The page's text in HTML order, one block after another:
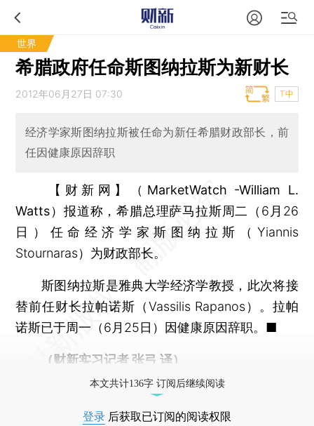
世界
希腊政府任命斯图纳拉斯为新财长
2012年06月27日 07:30 T中
经济学家斯图纳拉斯被任命为新任希腊财政部长，前
任因健康原因辞职
【财新网】（MarketWatch -William L.
Watts） 报道称，希腊总理萨马拉斯周二（6月26
日）任命经济学家斯图纳拉斯（Yiannis
Stournaras）为财政部长。
斯图纳拉斯是雅典大学经济学教授，此次将接
替前任财长拉帕诺斯（Vassilis Rapanos）。拉帕
诺斯已于周一（6月25日）因健康原因辞职。■
（财新实习记者 张弓 译）
本文共计136字 订阅后继续阅读
登录 后获取已订阅的阅读权限